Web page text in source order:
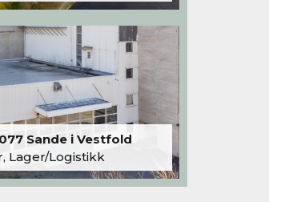
Sande i Vestfold
Lager/Logistikk